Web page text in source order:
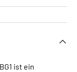
ist ein